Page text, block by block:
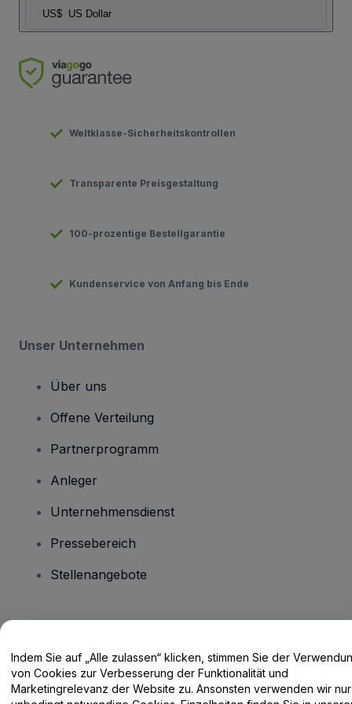
US$ US Dollar
Weltklasse-Sicherheitskontrollen
Transparente Preisgestaltung
100-prozentige Bestellgarantie
Kundenservice von Anfang bis Ende
Unser Unternehmen
Über uns
Offene Verteilung
Partnerprogramm
Anleger
Unternehmensdienst
Pressebereich
Stellenangebote
Hilfe-Center / Kontakt
Indem Sie auf „Alle zulassen“ klicken, stimmen Sie der
von Cookies zur Verbesserung der Funktionalität und
Marketingrelevanz der Website zu. Ansonsten verwenden wir nur